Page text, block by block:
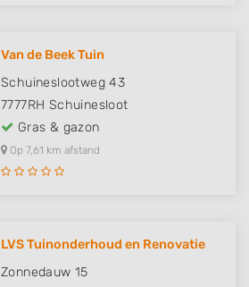
Van de Beek Tuin
Schuineslootweg 43
7777RH Schuinesloot
Gras & gazon
Op 7,61 km afstand
LVS Tuinonderhoud en Renovatie
Zonnedauw 15